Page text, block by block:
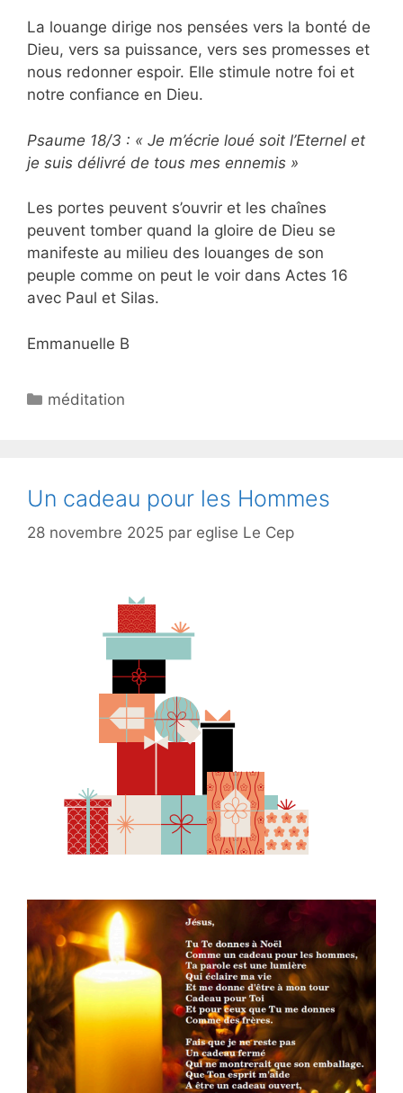
La louange dirige nos pensées vers la bonté de
Dieu, vers sa puissance, vers ses promesses et
nous redonner espoir. Elle stimule notre foi et
notre confiance en Dieu.
Psaume 18/3 : « Je m’écrie loué soit l’Eternel et
je suis délivré de tous mes ennemis »
Les portes peuvent s’ouvrir et les chaînes
peuvent tomber quand la gloire de Dieu se
manifeste au milieu des louanges de son
peuple comme on peut le voir dans Actes 16
avec Paul et Silas.
Emmanuelle B
méditation
Un cadeau pour les Hommes
28 novembre 2025 par eglise Le Cep